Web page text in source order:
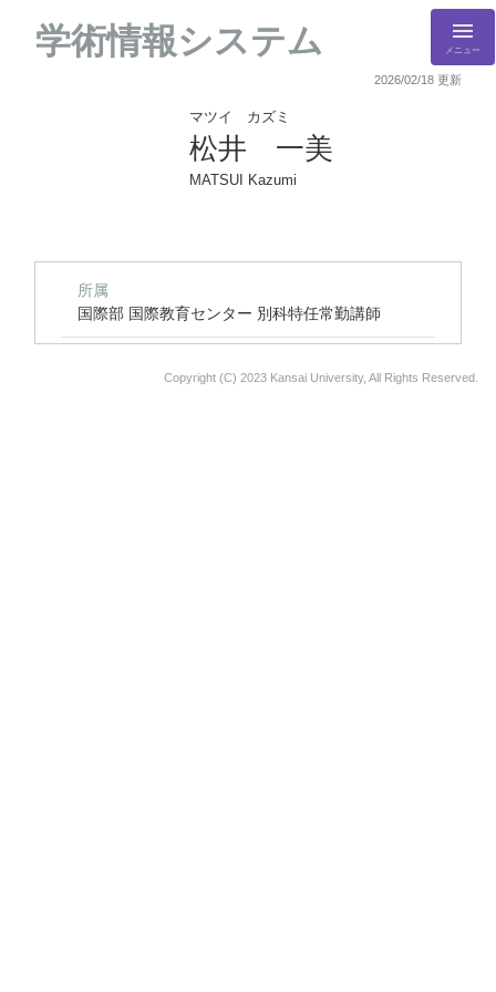
学術情報システム メニュー
2026/02/18 更新
マツイ カズミ
松井 一美
MATSUI Kazumi
所属
国際部 国際教育センター 別科特任常勤講師
Copyright (C) 2023 Kansai University, All Rights Reserved.